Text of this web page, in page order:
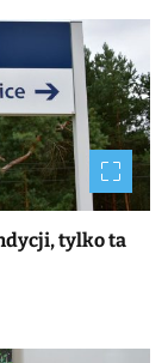
tylko ta